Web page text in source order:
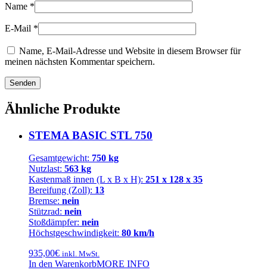
Name *
E-Mail *
Name, E-Mail-Adresse und Website in diesem Browser für
meinen nächsten Kommentar speichern.
Ähnliche Produkte
STEMA BASIC STL 750
Gesamtgewicht: 750 kg
Nutzlast: 563 kg
Kastenmaß innen (L x B x H): 251 x 128 x 35
Bereifung (Zoll): 13
Bremse: nein
Stützrad: nein
Stoßdämpfer: nein
Höchstgeschwindigkeit: 80 km/h
935,00€ inkl. MwSt.
In den WarenkorbMORE INFO